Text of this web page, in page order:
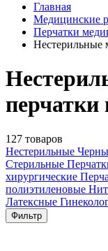
Главная
Медицинские
Перчатки
Нестерильные
перчатки
127 товаров
Нестерильные
Стерильные
хирургические
полиэтиленовые
Латексные
Фильтр